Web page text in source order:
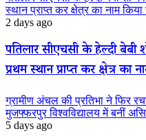
स्थान प्राप्त कर क्षेत्र का नाम किया
2 days ago
पतिलार सीएचसी के हेल्दी बेबी
प्रथम स्थान प्राप्त कर क्षेत्र का
ग्रामीण अंचल की प्रतिभा ने फिर रचा
मुजफ्फरपुर विश्वविद्यालय में बनीं
5 days ago